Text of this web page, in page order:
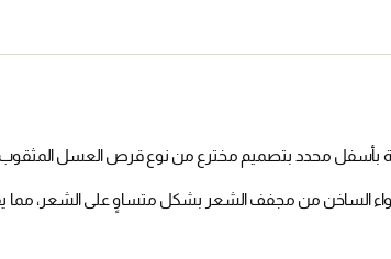
بأسفل محدد بتصميم مخترع من نوع قرص العسل المثقوب.
الساخن من مجفف الشعر بشكل متساوٍ على الشعر،